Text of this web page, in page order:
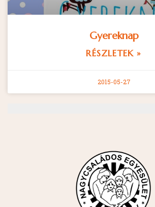
Gyereknap
RÉSZLETEK »
2015-05-27